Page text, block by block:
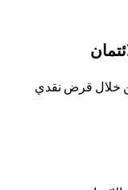
خلال قرض نقدي